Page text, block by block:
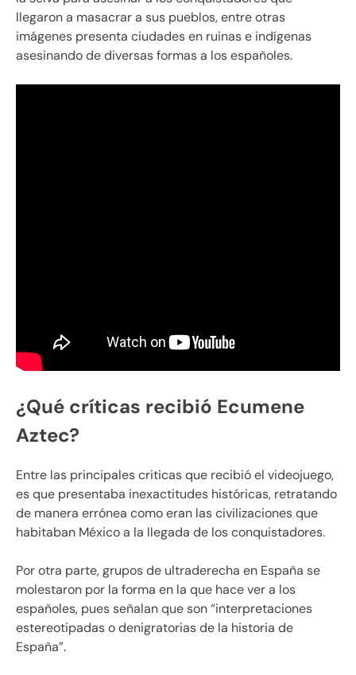
llegaron a masacrar a sus pueblos, entre otras
imágenes presenta ciudades en ruinas e indígenas
asesinando de diversas formas a los españoles.
¿Qué críticas recibió Ecumene
Aztec?
Entre las principales criticas que recibió el videojuego,
es que presentaba inexactitudes históricas, retratando
de manera errónea como eran las civilizaciones que
habitaban México a la llegada de los conquistadores.
Por otra parte, grupos de ultraderecha en España se
molestaron por la forma en la que hace ver a los
españoles, pues señalan que son “interpretaciones
estereotipadas o denigratorias de la historia de
España”.